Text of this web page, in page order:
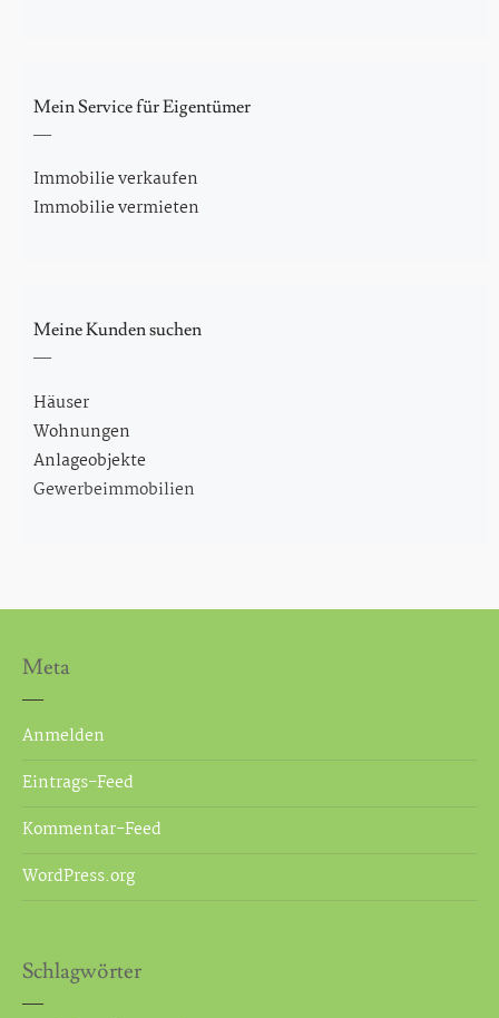
Mein Service für Eigentümer
Immobilie verkaufen
Immobilie vermieten
Meine Kunden suchen
Häuser
Wohnungen
Anlageobjekte
Gewerbeimmobilien
Meta
Anmelden
Eintrags-Feed
Kommentar-Feed
WordPress.org
Schlagwörter